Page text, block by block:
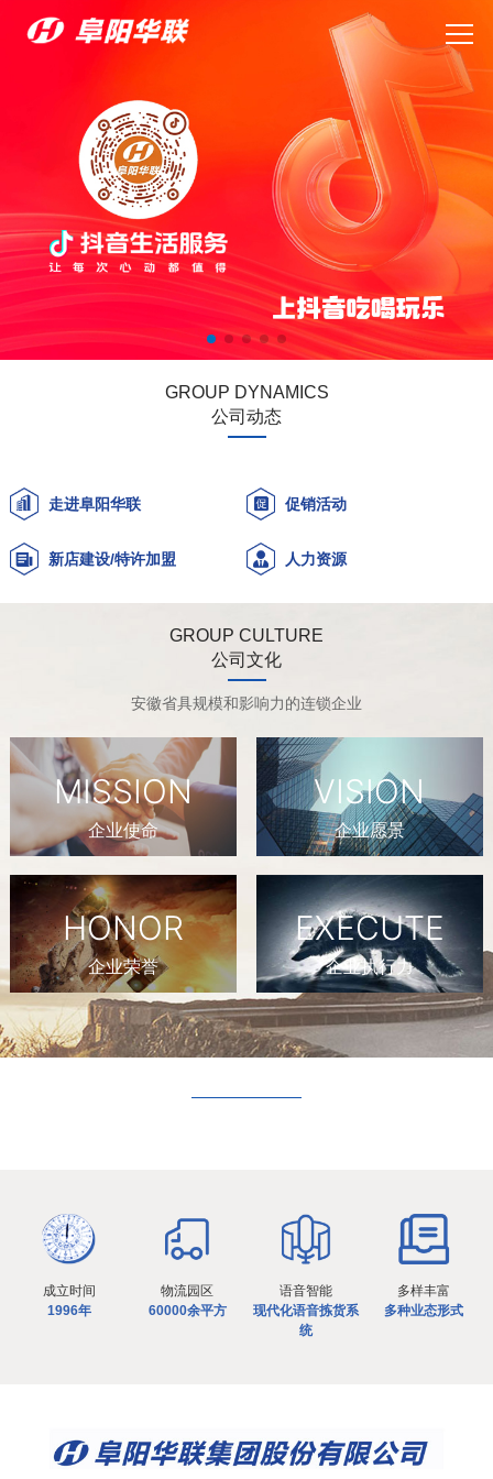
GROUP DYNAMICS
公司动态
走进阜阳华联 促销活动
新店建设/特许加盟 人力资源
GROUP CULTURE
公司文化
安徽省具规模和影响力的连锁企业
MISSION
企业使命
VISION
企业愿景
HONOR
企业荣誉
EXECUTE
企业执行力
成立时间
1996年
物流园区
60000余平方
语音智能
现代化语音拣货系
统
多样丰富
多种业态形式